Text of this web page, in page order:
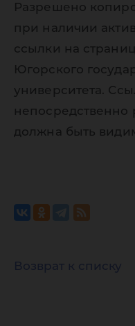
Разрешено
при наличии
ссылки на
Югорского
университета.
непосредственно
должна быть
Возврат к списку